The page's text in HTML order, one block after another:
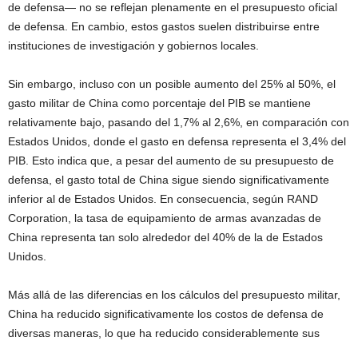
de defensa— no se reflejan plenamente en el presupuesto oficial
de defensa. En cambio, estos gastos suelen distribuirse entre
instituciones de investigación y gobiernos locales.
Sin embargo, incluso con un posible aumento del 25% al ​​50%, el
gasto militar de China como porcentaje del PIB se mantiene
relativamente bajo, pasando del 1,7% al 2,6%, en comparación con
Estados Unidos, donde el gasto en defensa representa el 3,4% del
PIB. Esto indica que, a pesar del aumento de su presupuesto de
defensa, el gasto total de China sigue siendo significativamente
inferior al de Estados Unidos. En consecuencia, según RAND
Corporation, la tasa de equipamiento de armas avanzadas de
China representa tan solo alrededor del 40% de la de Estados
Unidos.
Más allá de las diferencias en los cálculos del presupuesto militar,
China ha reducido significativamente los costos de defensa de
diversas maneras, lo que ha reducido considerablemente sus